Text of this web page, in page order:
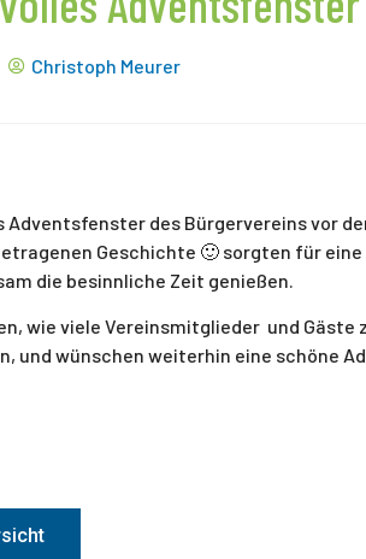
Christoph Meurer
Adventsfenster des Bürgervereins vor
Geschichte 🙂 sorgten für
die besinnliche Zeit genießen.
wie viele Vereinsmitglieder und
und wünschen weiterhin eine schöne